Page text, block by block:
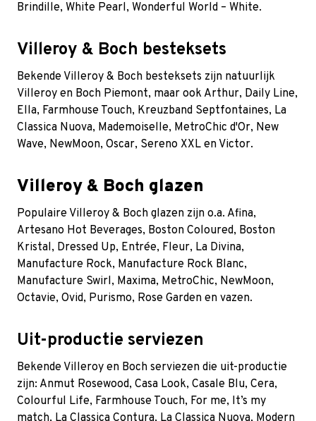
Brindille, White Pearl, Wonderful World – White.
Villeroy & Boch besteksets
Bekende Villeroy & Boch besteksets zijn natuurlijk
Villeroy en Boch Piemont, maar ook Arthur, Daily Line,
Ella, Farmhouse Touch, Kreuzband Septfontaines, La
Classica Nuova, Mademoiselle, MetroChic d'Or, New
Wave, NewMoon, Oscar, Sereno XXL en Victor.
Villeroy & Boch glazen
Populaire Villeroy & Boch glazen zijn o.a. Afina,
Artesano Hot Beverages, Boston Coloured, Boston
Kristal, Dressed Up, Entrée, Fleur, La Divina,
Manufacture Rock, Manufacture Rock Blanc,
Manufacture Swirl, Maxima, MetroChic, NewMoon,
Octavie, Ovid, Purismo, Rose Garden en vazen.
Uit-productie serviezen
Bekende Villeroy en Boch serviezen die uit-productie
zijn: Anmut Rosewood, Casa Look, Casale Blu, Cera,
Colourful Life, Farmhouse Touch, For me, It’s my
match, La Classica Contura, La Classica Nuova, Modern